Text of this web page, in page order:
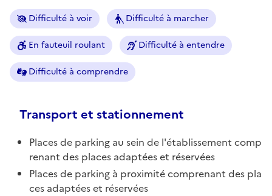
Difficulté à voir Difficulté à marcher
En fauteuil roulant Difficulté à entendre
Difficulté à comprendre
Transport et stationnement
Places de parking au sein de l'établissement comp
renant des places adaptées et réservées
Places de parking à proximité comprenant des pla
ces adaptées et réservées